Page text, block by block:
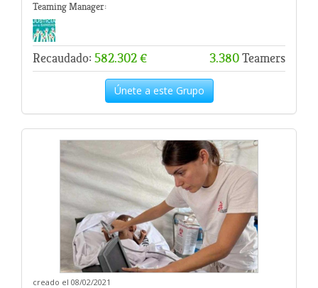
Teaming Manager:
Recaudado: 582.302 € 3.380Teamers
Únete a este Grupo
creado el 08/02/2021